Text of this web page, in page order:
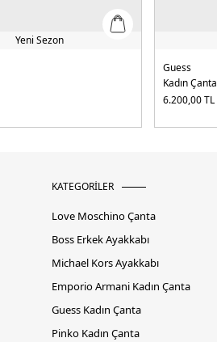
Yeni Sezon
Guess
Kadın Çanta
6.200,00TL
KATEGORİLER
Love Moschino Çanta
Boss Erkek Ayakkabı
Michael Kors Ayakkabı
Emporio Armani Kadın Çanta
Guess Kadın Çanta
Pinko Kadın Çanta